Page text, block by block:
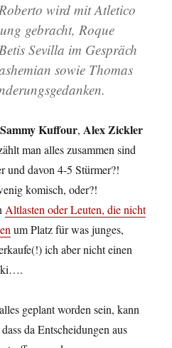
wird mit Atletico
gebracht,Roque
Sevilla im Gespräch
sowie Thomas
Sammy Kuffour,Alex Zickler
man alles zusammen sind
und davon 4-5 Stürmer?!
komisch, oder?!
Altlasten oder Leuten, die nicht
um Platz für was junges,
ich aber nicht einen
geplant worden sein, kann
da Entscheidungen aus